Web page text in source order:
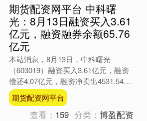
期货配资网平台 中科曙
光：8月13日融资买入3.61
亿元，融资融券余额65.76
亿元
本站消息，8月13日，中科曙光
（603019）融资买入3.61亿元，融资
偿还4.07亿元，融资净卖出4531.54万
元，融资余额65.69亿元。 融券方面，
当日....
期货配资网平台
查看： 159 分类：博盈配资